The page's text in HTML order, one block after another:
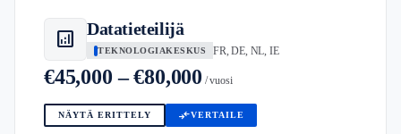
analytics Datatieteilijä
TEKNOLOGIAKESKUS FR, DE, NL, IE
€45,000 – €80,000 / vuosi
NÄYTÄ ERITTELY compare_arrowsVERTAILE